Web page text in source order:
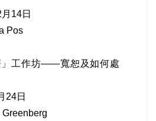
14日
Pos
」工作坊——寬恕及如何處
24日